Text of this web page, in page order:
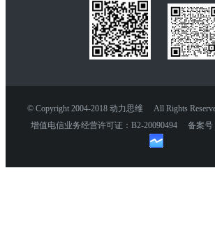
© Copyright 2004-2018 动力思维 All Rights
增值电信业务经营许可证：B2-20090494 备案号